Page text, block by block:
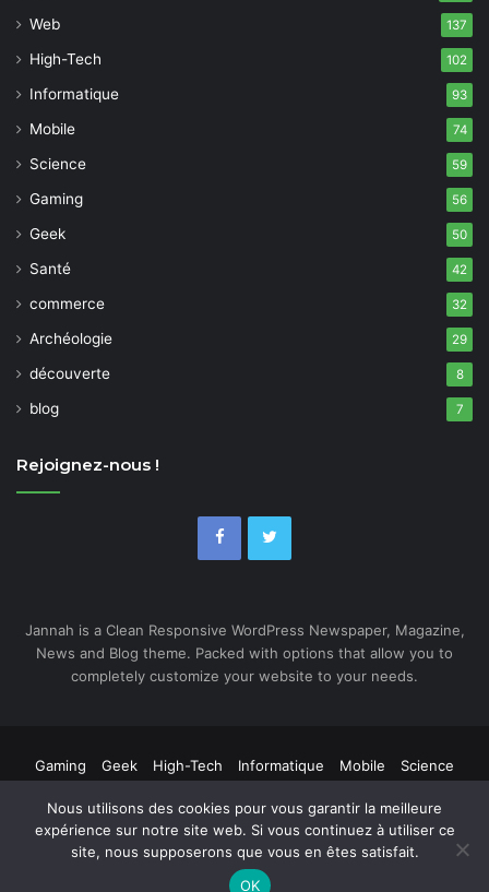
Web 137
High-Tech 102
Informatique 93
Mobile 74
Science 59
Gaming 56
Geek 50
Santé 42
commerce 32
Archéologie 29
découverte 8
blog 7
Rejoignez-nous !
Jannah is a Clean Responsive WordPress Newspaper, Magazine,
News and Blog theme. Packed with options that allow you to
completely customize your website to your needs.
Gaming Geek High-Tech Informatique Mobile
Science
Web
Nous utilisons des cookies pour vous garantir la meilleure
expérience sur notre site web. Si vous continuez à utiliser ce
site, nous supposerons que vous en êtes satisfait.
OK